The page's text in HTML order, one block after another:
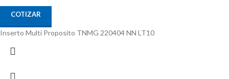
COTIZAR
Inserto Multi Proposito TNMG 220404 NN LT10